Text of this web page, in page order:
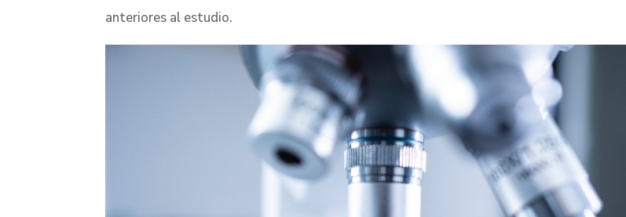
anteriores al estudio.